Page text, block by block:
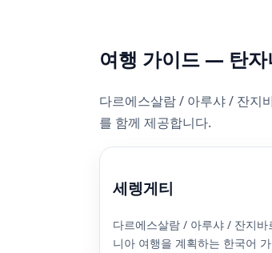
여행 가이드 — 탄자
다르에스살람 / 아루샤 / 잔지
를 함께 제공합니다.
세렝게티
다르에스살람 / 아루샤 / 잔지
니아 여행을 계획하는 한국어